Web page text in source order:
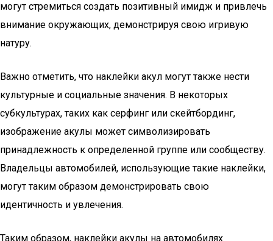
могут стремиться создать позитивный имидж и привлечь
внимание окружающих, демонстрируя свою игривую
натуру.
Важно отметить, что наклейки акул могут также нести
культурные и социальные значения. В некоторых
субкультурах, таких как серфинг или скейтбординг,
изображение акулы может символизировать
принадлежность к определенной группе или сообществу.
Владельцы автомобилей, использующие такие наклейки,
могут таким образом демонстрировать свою
идентичность и увлечения.
Таким образом, наклейки акулы на автомобилях